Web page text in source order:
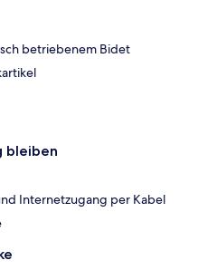
betriebenem Bidet
bleiben
Internetzugang per Kabel